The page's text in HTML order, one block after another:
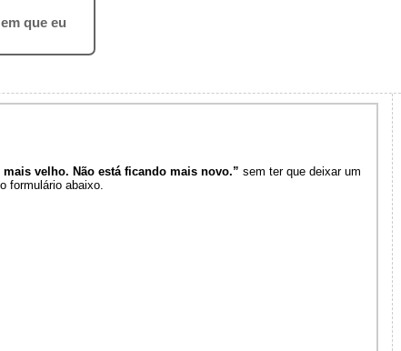
que eu
mais velho. Não está ficando mais novo.” sem ter que deixar um
formulário abaixo.